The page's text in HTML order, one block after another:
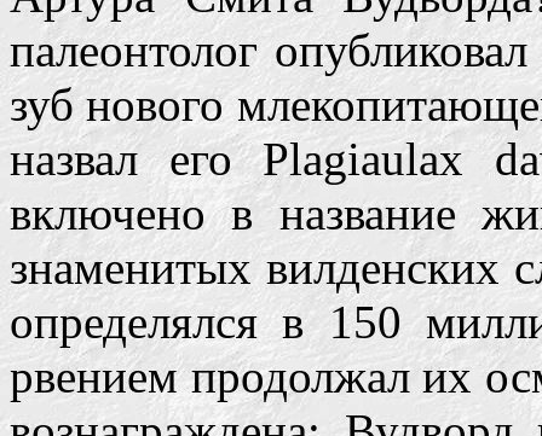
палеонтолог
зуб нового
назвал его Plagiaulax
включено в название
знаменитых вилденских
определялся в 150
рвением продолжал их